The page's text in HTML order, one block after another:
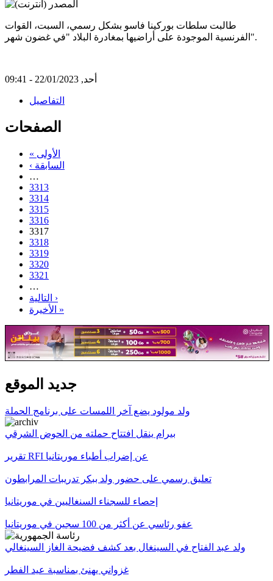
طالبت سلطات بوركينا فاسو بشكل رسمي، السبت، القوات
الفرنسية الموجودة على أراضيها بمغادرة البلاد "في غضون شهر".
أحد, 22/01/2023 - 09:41
التفاصيل
الصفحات
« الأولى
‹ السابقة
…
3313
3314
3315
3316
3317
3318
3319
3320
3321
…
التالية ›
الأخيرة »
جديد الموقع
ولد مولود يضع آخر اللمسات على برنامج الحملة
بيرام ينقل افتتاح حملته من الحوض الشرقي
تقرير RFI عن إضراب أطباء موريتانيا
تعليق رسمي على حضور ولد ببكر تدريبات المرابطون
إحصاء للسجناء السنغاليين في موريتانيا
عفو رئاسي عن أكثر من 100 سجين في موريتانيا
ولد عبد الفتاح في السينغال بعد كشف فضيحة الغاز السينغالي
غزواني يهنئ بمناسبة عيد الفطر